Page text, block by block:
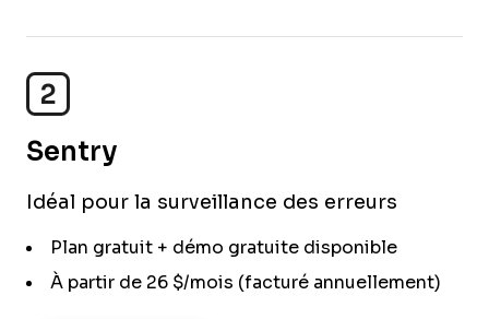
2
Sentry
Idéal pour la surveillance des erreurs
Plan gratuit + démo gratuite disponible
À partir de 26 $/mois (facturé annuellement)